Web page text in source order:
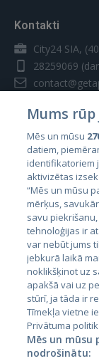
Kontakti
City24 SIA,
28259069
Valstis
Igaunija
Latvija
Lietuva
Mums
Mēs un mūsu
datiem,
identifikatoriem
aktivizētas
“Mēs un mūsu
mērķus,
savu
tehnoloģijas ir
var nebūt jums
jebkurā laikā
noklikšķinot uz
apakšā vai uz
stūrī, ja tāda ir
Tīmekļa vietne
Privātuma
Mēs un
nodrošinātu: